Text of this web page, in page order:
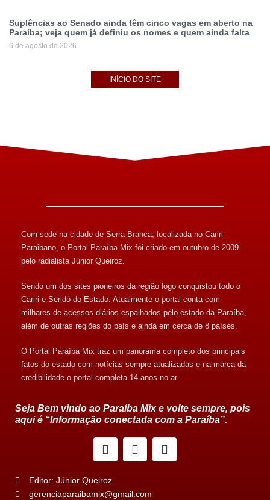
Suplências ao Senado ainda têm cinco vagas em aberto na
Paraíba; veja quem já definiu os nomes e quem ainda falta
6 de agosto de 2026
INÍCIO DO SITE
Com sede na cidade de Serra Branca, localizada no Cariri
Paraibano, o Portal Paraíba Mix foi criado em outubro de 2009
pelo radialista Júnior Queiroz.
Sendo um dos sites pioneiros da região logo conquistou todo o
Cariri e Seridó do Estado. Atualmente o portal conta com
milhares de acessos diários espalhados pelo estado da Paraíba,
além de outras regiões do país e ainda em cerca de 8 países.
O Portal Paraíba Mix traz um panorama completo dos principais
fatos do estado com notícias sempre atualizadas e na marca da
credibilidade o portal completa 14 anos no ar.
Seja Bem vindo ao Paraíba Mix e volte sempre, pois
aqui é “Informação conectada com a Paraíba”.
Editor: Júnior Queiroz
gerenciaparaibamix@gmail.com